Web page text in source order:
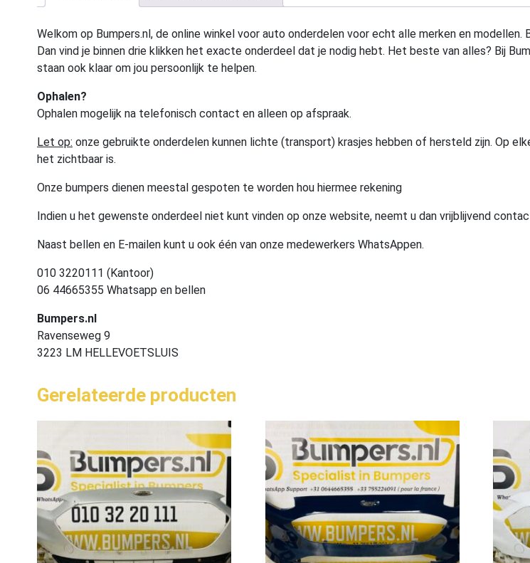
Welkom op Bumpers.nl, de online winkel voor auto onderdelen voor echt alle merken en
Dan vind je binnen drie klikken het exacte onderdeel dat je nodig hebt. Het beste van alles? Bij
staan ook klaar om jou persoonlijk te helpen.
Ophalen?
Ophalen mogelijk na telefonisch contact en alleen op afspraak.
Let op: onze gebruikte onderdelen kunnen lichte (transport) krasjes hebben of hersteld zijn. Op
het zichtbaar is.
Onze bumpers dienen meestal gespoten te worden hou hiermee rekening
Indien u het gewenste onderdeel niet kunt vinden op onze website, neemt u dan vrijblijvend
Naast bellen en E-mailen kunt u ook één van onze medewerkers WhatsAppen.
010 3220111 (Kantoor)
06 44665355 Whatsapp en bellen
Bumpers.nl
Ravenseweg 9
3223 LM HELLEVOETSLUIS
Gerelateerde producten